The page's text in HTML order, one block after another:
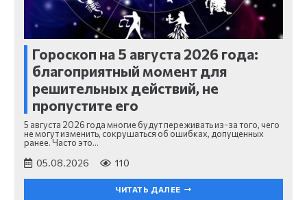
Гороскоп на 5 августа 2026 года:
благоприятный момент для
решительных действий, не
пропустите его
5 августа 2026 года многие будут переживать из-за того, чего
не могут изменить, сокрушаться об ошибках, допущенных
ранее. Часто это…
05.08.2026 110
ЧИТАТЬ ДАЛЕЕ